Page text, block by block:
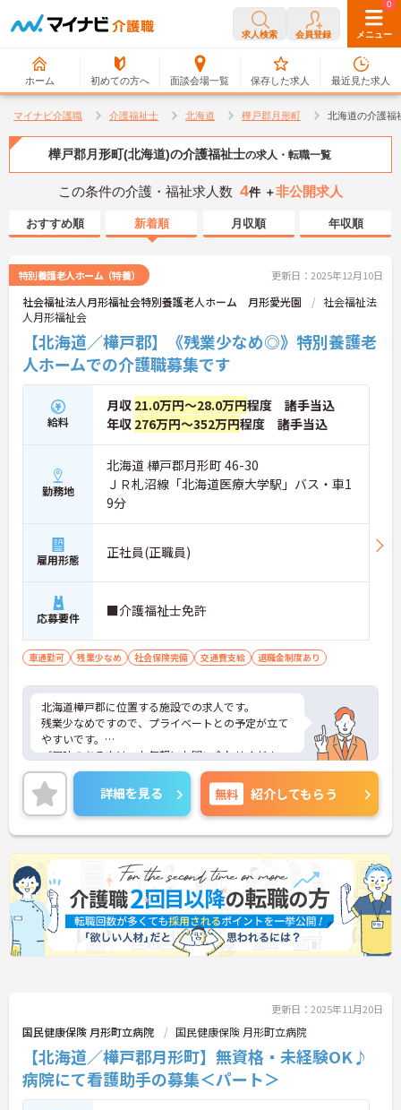
求人検索 会員登録 メニュー
ホーム 初めての方へ 面談会場一覧
0
保存した求人
0
最近見た求人
マイナビ介護職 介護福祉士 北海道 樺戸郡月形町 北海道の介護福
樺戸郡月形町(北海道)の介護福祉士の求人・転職一覧
この条件の介護・福祉求人数 4件 ＋非公開求人
おすすめ順 新着順 月収順 年収順
特別養護老人ホーム（特養） 更新日：2025年12月10日
社会福祉法人月形福祉会特別養護老人ホーム 月形愛光園
社会福祉法
人月形福祉会
【北海道／樺戸郡】《残業少なめ◎》特別養護老
人ホームでの介護職募集です
給料
月収 21.0万円～28.0万円程度 諸手当込
年収 276万円～352万円程度 諸手当込
勤務地
北海道 樺戸郡月形町 46-30
ＪＲ札沼線「北海道医療大学駅」バス・車1
9分
雇用形態 正社員(正職員)
応募要件 ■介護福祉士免許
車通勤可 残業少なめ 社会保険完備 交通費支給 退職金制度あり
北海道樺戸郡に位置する施設での求人です。
残業少なめですので、プライベートとの予定が立て
やすいです。
ご興味のある方は、お気軽にお問い合わせくださ
い。
詳細を見る 無料 紹介してもらう
更新日：2025年11月20日
国民健康保険 月形町立病院 国民健康保険 月形町立病院
【北海道／樺戸郡月形町】無資格・未経験OK♪
病院にて看護助手の募集＜パート＞